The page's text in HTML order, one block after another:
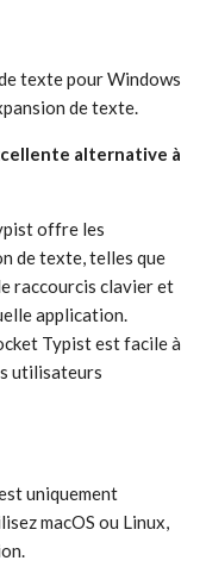
texte pour Windows
de texte.
alternative à
offre les
de texte, telles que
raccourcis clavier et
application.
Typist est facile à
utilisateurs
uniquement
macOS ou Linux,